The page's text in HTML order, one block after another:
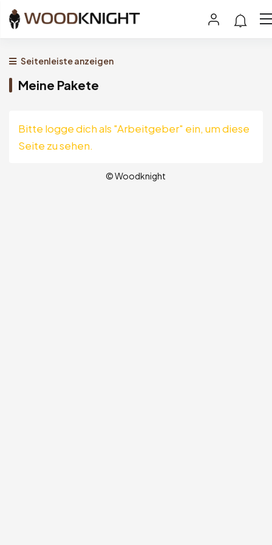
Seitenleiste anzeigen
Meine Pakete
Bitte logge dich als "Arbeitgeber" ein, um diese
Seite zu sehen.
© Woodknight